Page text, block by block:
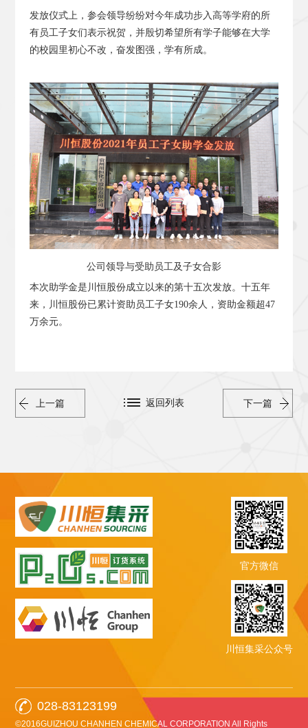
发放仪式上，参会领导纷纷对今年成功步入高等学府的所
有员工子女们表示祝贺，并殷切希望所有学子能够在大学
的校园里初心不改，奋发图强，学有所成。
公司领导与受助员工及子女合影
本次助学金是川恒股份成立以来的第十五次发放。十五年
来，川恒股份已累计资助员工子女190余人，资助金额超47
万余元。
上一篇 下一篇
返回列表
官方微信
川恒集采公众号
028-83123199
©2016GUIZHOU CHANHEN CHEMICAL CORPORATION All Rights